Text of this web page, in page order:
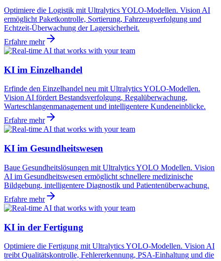
Optimiere die Logistik mit Ultralytics YOLO-Modellen. Vision AI
ermöglicht Paketkontrolle, Sortierung, Fahrzeugverfolgung und
Echtzeit-Überwachung der Lagersicherheit.
Erfahre mehr
KI im Einzelhandel
Erfinde den Einzelhandel neu mit Ultralytics YOLO-Modellen.
Vision AI fördert Bestandsverfolgung, Regalüberwachung,
Warteschlangenmanagement und intelligentere Kundeneinblicke.
Erfahre mehr
KI im Gesundheitswesen
Baue Gesundheitslösungen mit Ultralytics YOLO Modellen. Vision
AI im Gesundheitswesen ermöglicht schnellere medizinische
Bildgebung, intelligentere Diagnostik und Patientenüberwachung.
Erfahre mehr
KI in der Fertigung
Optimiere die Fertigung mit Ultralytics YOLO-Modellen. Vision AI
treibt Qualitätskontrolle, Fehlererkennung, PSA-Einhaltung und die